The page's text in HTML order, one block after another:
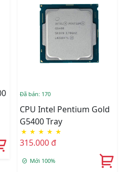
Đã bán: 170
CPU Intel Pentium Gold
G5400 Tray
★ ★ ★ ★ ★
315.000 đ
Mới 100%